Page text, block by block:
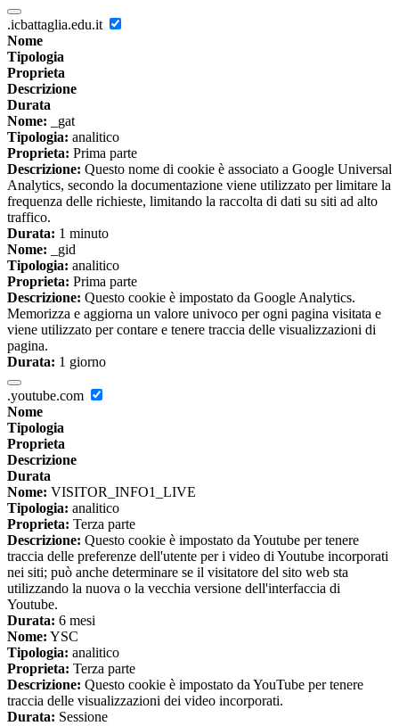
.icbattaglia.edu.it
Nome
Tipologia
Proprieta
Descrizione
Durata
Nome: _gat
Tipologia: analitico
Proprieta: Prima parte
Descrizione: Questo nome di cookie è associato a Google Universal
Analytics, secondo la documentazione viene utilizzato per limitare la
frequenza delle richieste, limitando la raccolta di dati su siti ad alto
traffico.
Durata: 1 minuto
Nome: _gid
Tipologia: analitico
Proprieta: Prima parte
Descrizione: Questo cookie è impostato da Google Analytics.
Memorizza e aggiorna un valore univoco per ogni pagina visitata e
viene utilizzato per contare e tenere traccia delle visualizzazioni di
pagina.
Durata: 1 giorno
.youtube.com
Nome
Tipologia
Proprieta
Descrizione
Durata
Nome: VISITOR_INFO1_LIVE
Tipologia: analitico
Proprieta: Terza parte
Descrizione: Questo cookie è impostato da Youtube per tenere
traccia delle preferenze dell'utente per i video di Youtube incorporati
nei siti; può anche determinare se il visitatore del sito web sta
utilizzando la nuova o la vecchia versione dell'interfaccia di
Youtube.
Durata: 6 mesi
Nome: YSC
Tipologia: analitico
Proprieta: Terza parte
Descrizione: Questo cookie è impostato da YouTube per tenere
traccia delle visualizzazioni dei video incorporati.
Durata: Sessione